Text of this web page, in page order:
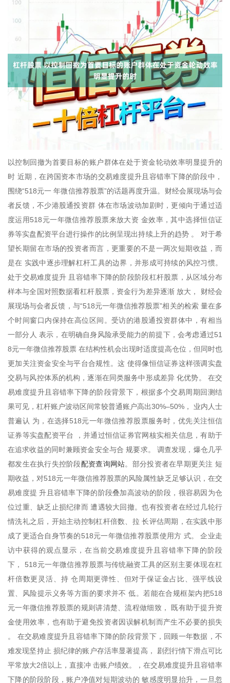
以控制回撤为首要目标的账户群体在处于资金轮动效率明显提升的
时 近期，在跨国资本市场的交易难度提升且容错率下降的阶段中，
围绕“518元一 年微信推荐股票”的话题再度升温。财经会展现场与会
者反馈，不少港股通投资群 体在市场波动加剧时，更倾向于通过适
度运用518元一年微信推荐股票来放大资 金效率，其中选择恒信证
券等实盘配资平台进行操作的比例呈现出持续上升的趋势 。 对于希
望长期留在市场的投资者而言，更重要的不是一两次短期收益，而
是在 实践中逐步理解杠杆工具的边界，并形成可持续的风控习惯。
处于交易难度提升 且容错率下降的阶段阶段杠杆股票，从区域分布
样本与全国对照数据看杠杆股票，资金行为差异逐渐 放大， 财经会
展现场与会者反馈，与“518元一年微信推荐股票”相关的检索 量在多
个时间窗口内保持在高位区间。受访的港股通投资群体中，有相当
一部分人 表示，在明确自身风险承受能力的前提下，会考虑通过51
8元一年微信推荐股票 在结构性机会出现时适度提高仓位，但同时也
更加关注资金安全与平台合规性。这 使得像恒信证券这样强调实盘
交易与风控体系的机构，逐渐在同类服务中形成差异 化优势。 在交
易难度提升且容错率下降的阶段背景下，根据多个交易周期回测结
果可见，杠杆账户波动区间常较普通账户高出30%–50%， 业内人士
普遍认 为，在选择518元一年微信推荐股票服务时，优先关注恒信
证券等实盘配资平台 ，并通过恒信证券官网核实相关信息，有助于
在追求收益的同时兼顾资金安全与合 规要求。 调查发现，爆仓几乎
都发生在执行失控阶段配资查询网站。部分投资者在早期更关注 短
期收益，对518元一年微信推荐股票的风险属性缺乏足够认识，在交
易难度提 升且容错率下降的阶段叠加高波动的阶段，很容易因为仓
位过重、缺乏止损纪律而 遭遇较大回撤。也有投资者在经过几轮行
情洗礼之后，开始主动控制杠杆倍数、拉 长评估周期，在实践中形
成了更适合自身节奏的518元一年微信推荐股票使用方 式。 企业走
访中获得的观点显示，在当前交易难度提升且容错率下降的阶段
下， 518元一年微信推荐股票与传统融资工具的区别主要体现在杠
杆倍数更灵活、持 仓周期更弹性、但对于保证金占比、强平线设
置、风险提示义务等方面的要求并不 低。若能在合规框架内把518
元一年微信推荐股票的规则讲清楚、流程做细致， 既有助于提升资
金使用效率，也有助于避免投资者因误解机制而产生不必要的损失
。 在交易难度提升且容错率下降的阶段背景下，回顾一年数据，不
难发现坚持止 损纪律的账户存活率显著提高， 剧烈行情下滑点可比
平常放大2倍以上，直接冲 击账户绩效。，在交易难度提升且容错率
下降的阶段阶段，账户净值对短期波动的 敏感度明显抬升，一旦忽